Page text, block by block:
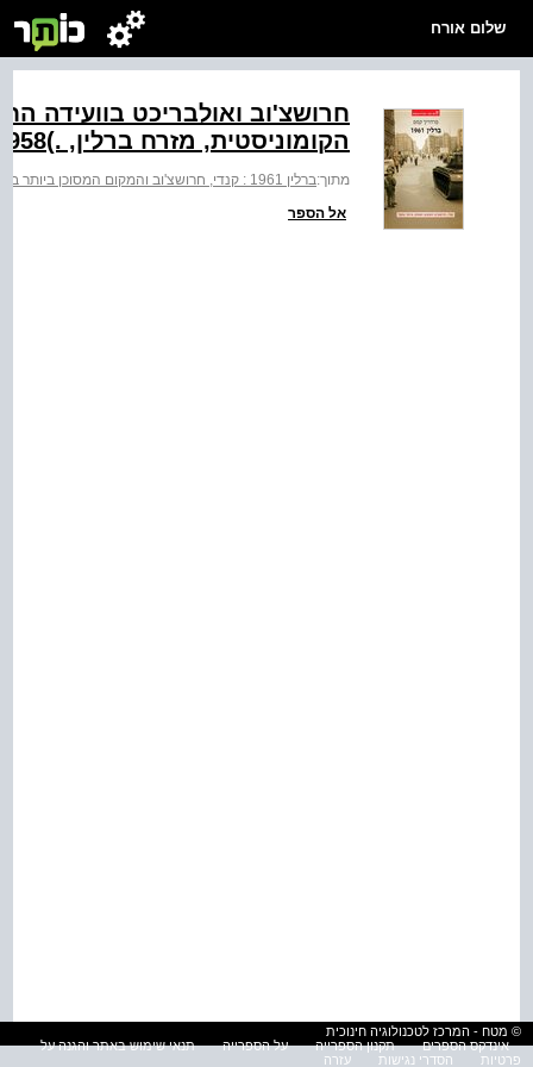
שלום אורח
חרושצ'וב ואולבריכט בוועידה
הקומוניסטית, מזרח ברלין, .)Sovfoto) 1958
מתוך:ברלין 1961 : קנדי, חרושצ'וב והמקום המסוכן ביותר בתבל
אל הספר
© מטח - המרכז לטכנולוגיה חינוכית
אינדקס הספרים
תקנון הספרייה על הספרייה
תנאי שימוש באתר והגנה על
פרטיות
הסדרי נגישות עזרה